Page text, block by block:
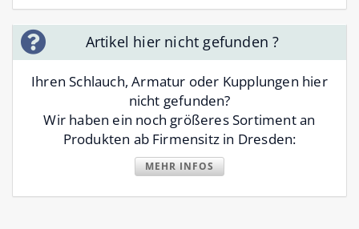
Artikel hier nicht gefunden ?
Ihren Schlauch, Armatur oder Kupplungen hier
nicht gefunden?
Wir haben ein noch größeres Sortiment an
Produkten ab Firmensitz in Dresden:
MEHR INFOS